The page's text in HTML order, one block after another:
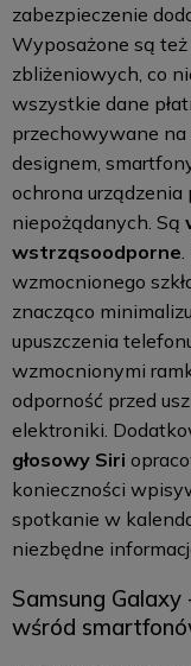
zabezpieczenie
Wyposażone są
zbliżeniowych, co
wszystkie dane
przechowywane
designem,
ochrona urządzenia
niepożądanych. Są
wstrząsoodporne.
wzmocnionego
znacząco
upuszczenia
wzmocnionymi
odporność przed
elektroniki.
głosowy Siri
konieczności
spotkanie w
niezbędne
Samsung
wśród